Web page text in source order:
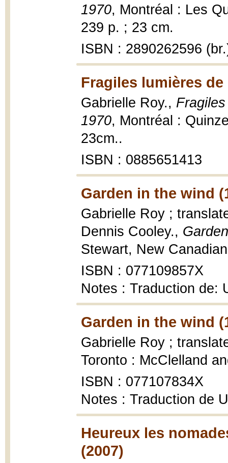
1970, Montréal : Les
239 p. ; 23 cm.
ISBN : 2890262596
Fragiles lumières de
Gabrielle Roy.,
1970, Montréal :
23cm..
ISBN : 0885651413
Garden in the wind
Gabrielle Roy ;
Dennis Cooley.,
Stewart, New
ISBN : 077109857X
Notes : Traduction de:
Garden in the wind
Gabrielle Roy ;
Toronto : McClelland
ISBN : 077107834X
Notes : Traduction de
Heureux les
(2007)